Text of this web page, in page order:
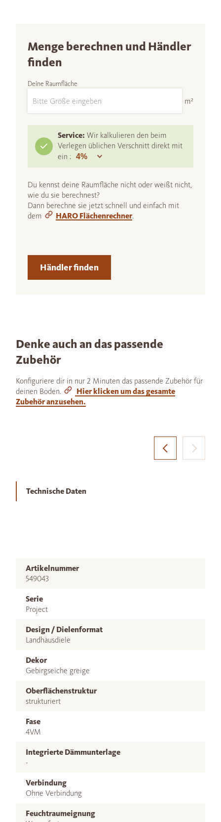
Menge berechnen und Händler
finden
Deine Raumfläche
m²
Service: Wir kalkulieren den beim
Verlegen üblichen Verschnitt direkt mit
ein :
Du kennst deine Raumfläche nicht oder weißt nicht,
wie du sie berechnest?
Dann berechne sie jetzt schnell und einfach mit
dem
HARO Flächenrechner.
Händler finden
Denke auch an das passende
Zubehör
Konfiguriere dir in nur 2 Minuten das passende Zubehör für
deinen Boden.
Hier klicken um das gesamte
Zubehör anzusehen.
Technische Daten
Artikelnummer
549043
Serie
Project
Design / Dielenformat
Landhausdiele
Dekor
Gebirgseiche greige
Oberflächenstruktur
strukturiert
Fase
4VM
Integrierte Dämmunterlage
-
Verbindung
Ohne Verbindung
Feuchtraumeignung